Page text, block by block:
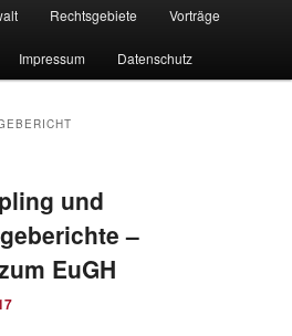
Rechtsgebiete Vorträge
Impressum Datenschutz
und
–
EuGH